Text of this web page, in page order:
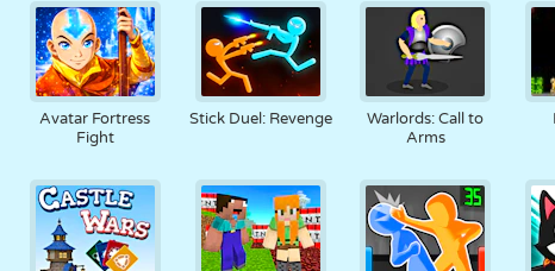
Avatar Fortress
Fight
Stick Duel: Revenge
Warlords: Call to
Arms